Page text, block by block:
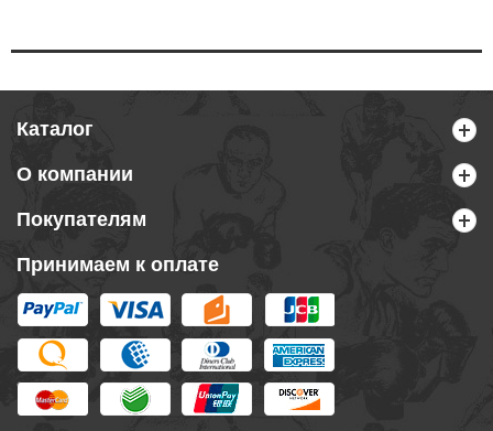
Каталог
О компании
Покупателям
Принимаем к оплате